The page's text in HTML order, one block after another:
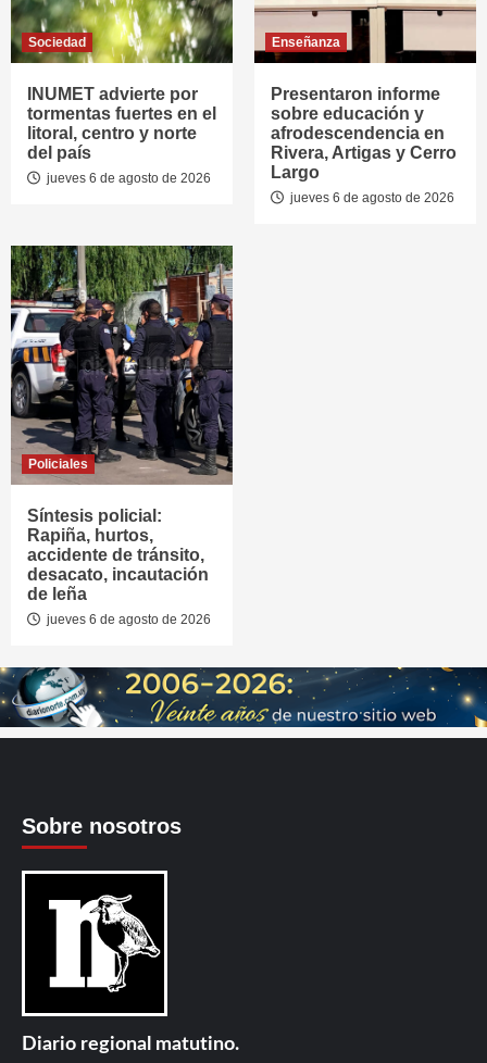
Sociedad
INUMET advierte por
tormentas fuertes en el
litoral, centro y norte
del país
jueves 6 de agosto de 2026
Enseñanza
Presentaron informe
sobre educación y
afrodescendencia en
Rivera, Artigas y Cerro
Largo
jueves 6 de agosto de 2026
Policiales
Síntesis policial:
Rapiña, hurtos,
accidente de tránsito,
desacato, incautación
de leña
jueves 6 de agosto de 2026
Sobre nosotros
Diario regional matutino.